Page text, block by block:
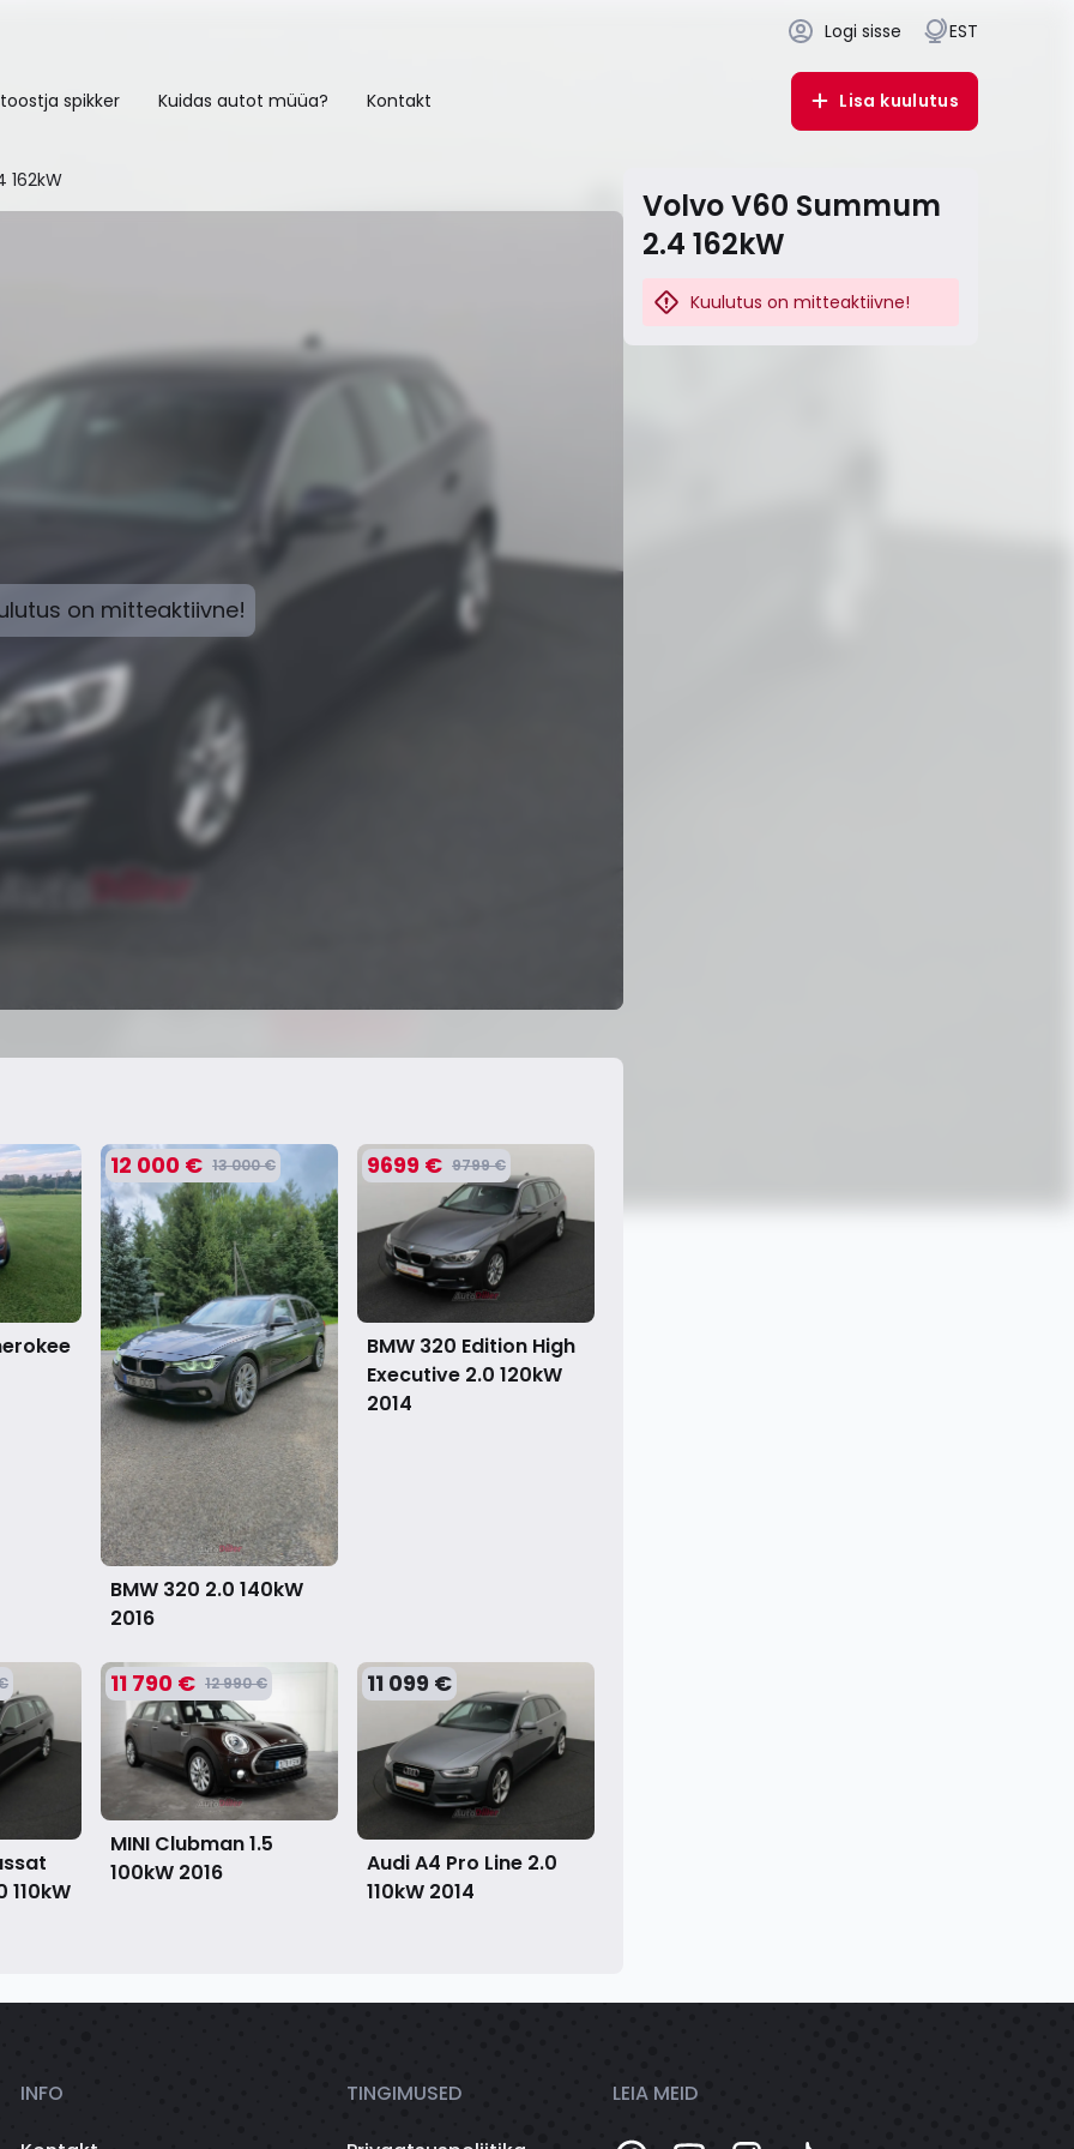
Logi sisse EST
spikker Kuidas autot müüa? Kontakt Lisa kuulutus
162kW
on mitteaktiivne!
12 000 € 13 000 €
BMW 320 2.0 140kW
2016
9699 € 9799 €
BMW 320 Edition High
Executive 2.0 120kW
2014
11 790 € 12 990 €
MINI Clubman 1.5
100kW 2016
11 099 €
Audi A4 Pro Line 2.0
110kW 2014
Volvo V60 Summum
2.4 162kW
Kuulutus on mitteaktiivne!
INFO TINGIMUSED LEIA MEID